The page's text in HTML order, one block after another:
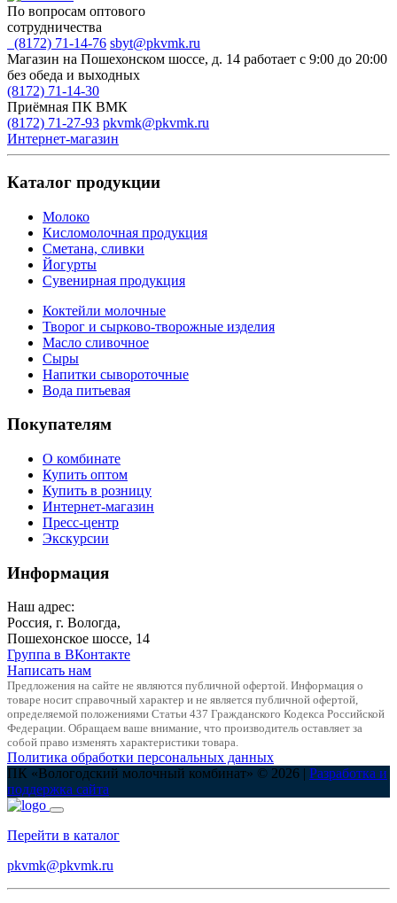
По вопросам оптового
сотрудничества
(8172) 71-14-76 sbyt@pkvmk.ru
Магазин на Пошехонском шоссе, д. 14 работает с 9:00 до 20:00
без обеда и выходных
(8172) 71-14-30
Приёмная ПК ВМК
(8172) 71-27-93 pkvmk@pkvmk.ru
Интернет-магазин
Каталог продукции
Молоко
Кисломолочная продукция
Сметана, сливки
Йогурты
Сувенирная продукция
Коктейли молочные
Творог и сырково-творожные изделия
Масло сливочное
Сыры
Напитки сывороточные
Вода питьевая
Покупателям
О комбинате
Купить оптом
Купить в розницу
Интернет-магазин
Пресс-центр
Экскурсии
Информация
Наш адрес:
Россия, г. Вологда,
Пошехонское шоссе, 14
Группа в ВКонтакте
Написать нам
Предложения на сайте не являются публичной офертой. Информация о
товаре носит справочный характер и не является публичной офертой,
определяемой положениями Статьи 437 Гражданского Кодекса Российской
Федерации. Обращаем ваше внимание, что производитель оставляет за
собой право изменять характеристики товара.
Политика обработки персональных данных
ПК «Вологодский молочный комбинат» © 2026 | Разработка и
поддержка сайта
Перейти в каталог
pkvmk@pkvmk.ru